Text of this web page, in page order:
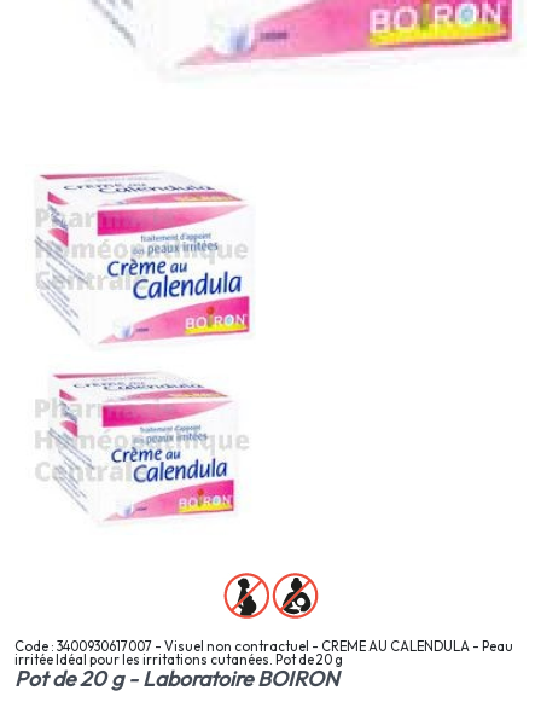
Code : 3400930617007 - Visuel non contractuel - CREME AU CALENDULA - Peau
irritée Idéal pour les irritations cutanées. Pot de 20 g
Pot de 20 g - Laboratoire BOIRON